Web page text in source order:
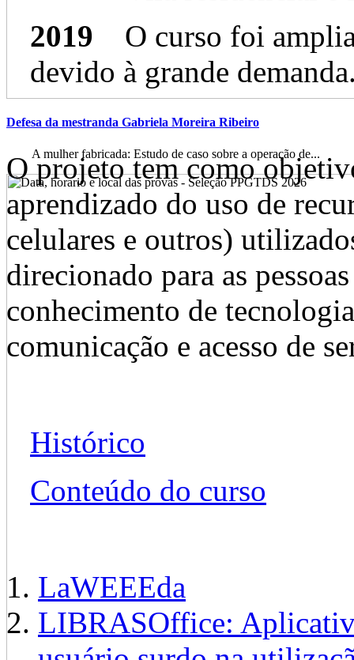
Defesa da mestranda Gabriela Moreira Ribeiro
A mulher fabricada: Estudo de caso sobre a operação de...
2019
O curso foi
devido à grande
O projeto tem como
aprendizado do uso de
celulares e outros)
direcionado para as
conhecimento de
comunicação e acesso de
Histórico
Conteúdo do curso
LaWEEEda
LIBRASOffice: